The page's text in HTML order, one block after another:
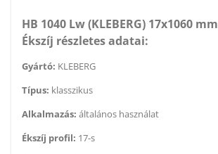
HB 1040 Lw (KLEBERG) 17x1060 mm
Ékszíj részletes adatai:
Gyártó: KLEBERG
Típus: klasszikus
Alkalmazás: általános használat
Ékszíj profil: 17-s